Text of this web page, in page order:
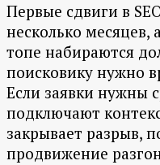
Первые сдвиги в
несколько месяцев,
топе набираются
поисковику нужно
Если заявки нужны
подключают
закрывает разрыв,
продвижение